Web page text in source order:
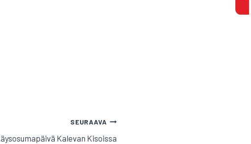
SEURAAVA
Kalevan Kisoissa